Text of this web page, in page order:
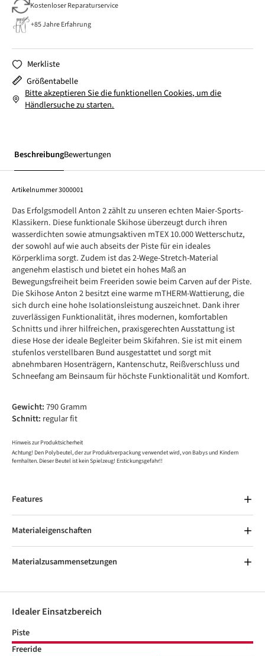
Kostenloser Reparaturservice
+85 Jahre Erfahrung
Merkliste
Größentabelle
Bitte akzeptieren Sie die funktionellen Cookies, um die
Händlersuche zu starten.
BeschreibungBewertungen
Artikelnummer3000001
Das Erfolgsmodell Anton 2 zählt zu unseren echten Maier-Sports-
Klassikern. Diese funktionale Skihose überzeugt durch ihren
wasserdichten sowie atmungsaktiven mTEX 10.000 Wetterschutz,
der sowohl auf wie auch abseits der Piste für ein ideales
Körperklima sorgt. Zudem ist das 2-Wege-Stretch-Material
angenehm elastisch und bietet ein hohes Maß an
Bewegungsfreiheit beim Freeriden sowie beim Carven auf der Piste.
Die Skihose Anton 2 besitzt eine warme mTHERM-Wattierung, die
sich durch eine hohe Isolationsleistung auszeichnet. Dank ihrer
zuverlässigen Funktionalität, ihres modernen, komfortablen
Schnitts und ihrer hilfreichen, praxisgerechten Ausstattung ist
diese Hose der ideale Begleiter beim Skifahren. Sie ist mit einem
stufenlos verstellbaren Bund ausgestattet und sorgt mit
abnehmbaren Hosenträgern, Kantenschutz, Reißverschluss und
Schneefang am Beinsaum für höchste Funktionalität und Komfort.
Gewicht:790 Gramm
Schnitt: regular fit
Hinweis zur Produktsicherheit
Achtung! Den Polybeutel, der zur Produktverpackung verwendet wird, von Babys und Kindern
fernhalten. Dieser Beutel ist kein Spielzeug! Erstickungsgefahr!!
Features
Materialeigenschaften
Materialzusammensetzungen
Idealer Einsatzbereich
Piste
Freeride